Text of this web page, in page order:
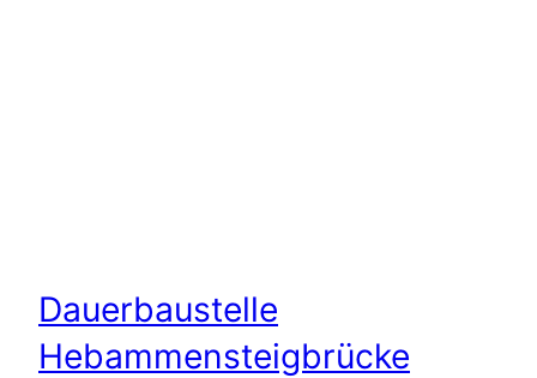
Dauerbaustelle
Hebammensteigbrücke